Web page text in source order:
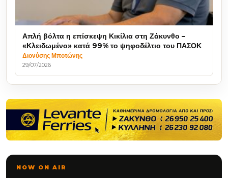
Απλή βόλτα η επίσκεψη Κικίλια στη Ζάκυνθο –
«Κλειδωμένο» κατά 99% το ψηφοδέλτιο του ΠΑΣΟΚ
Διονύσης Μποτώνης
29/07/2026
NOW ON AIR